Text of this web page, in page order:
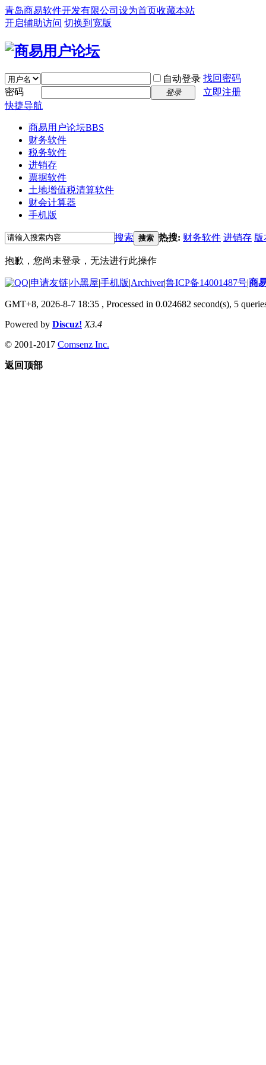
青岛商易软件开发有限公司 设为首页收藏本站
开启辅助访问 切换到宽版
自动登录 找回密码
密码
登录
立即注册
快捷导航
商易用户论坛BBS
财务软件
税务软件
进销存
票据软件
土地增值税清算软件
财会计算器
手机版
搜索 搜索 热搜: 财务软件 进销存 版
抱歉，您尚未登录，无法进行此操作
|申请友链|小黑屋|手机版|Archiver|鲁ICP备14001487号|商
GMT+8, 2026-8-7 18:35 , Processed in 0.024682 second(s), 5
Powered by Discuz! X3.4
© 2001-2017 Comsenz Inc.
返回顶部